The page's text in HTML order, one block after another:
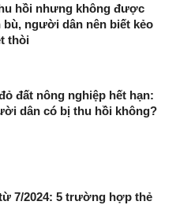
hồi nhưng không được
bù, người dân nên biết kẻo
thòi
đất nông nghiệp hết hạn:
dân có bị thu hồi không?
7/2024: 5 trường hợp thẻ